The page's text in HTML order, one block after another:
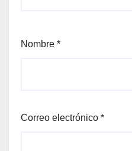
Nombre *
Correo electrónico *